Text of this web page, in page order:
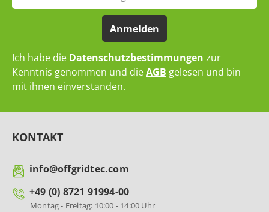
Anmelden
Ich habe die Datenschutzbestimmungen zur
Kenntnis genommen und dieAGB gelesen und bin
mit ihnen einverstanden.
KONTAKT
info@offgridtec.com
+49 (0) 8721 91994-00
Montag - Freitag: 10:00 - 14:00 Uhr